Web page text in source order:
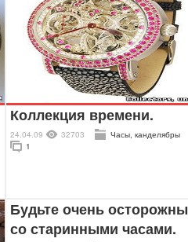
Коллекция времени.
24.04.09 32703
Часы, канделябры
1
Будьте очень осторожны
со старинными часами.